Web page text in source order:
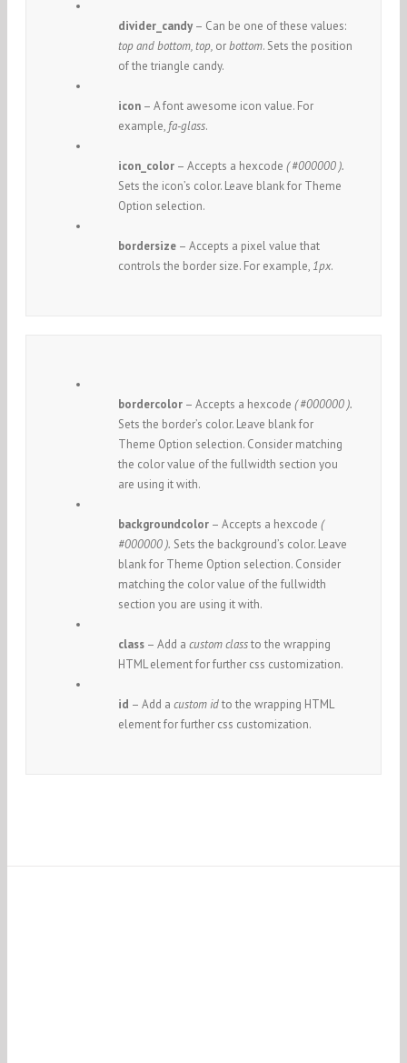
divider_candy – Can be one of these values:
top and bottom, top, orbottom. Sets the position
of the triangle candy.
icon – A font awesome icon value. For
example, fa-glass.
icon_color – Accepts a hexcode( #000000 ).
Sets the icon’s color. Leave blank for Theme
Option selection.
bordersize – Accepts a pixel value that
controls the border size. For example, 1px.
bordercolor – Accepts a hexcode( #000000 ).
Sets the border’s color. Leave blank for
Theme Option selection. Consider matching
the color value of the fullwidth section you
are using it with.
backgroundcolor – Accepts a hexcode(
#000000 ). Sets the background’s color. Leave
blank for Theme Option selection. Consider
matching the color value of the fullwidth
section you are using it with.
class – Add acustom classto the wrapping
HTML element for further css customization.
id – Add acustom idto the wrapping HTML
element for further css customization.